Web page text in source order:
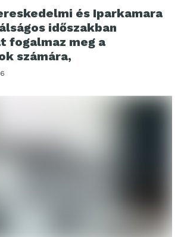
és Iparkamara
időszakban
fogalmaz meg a
számára,